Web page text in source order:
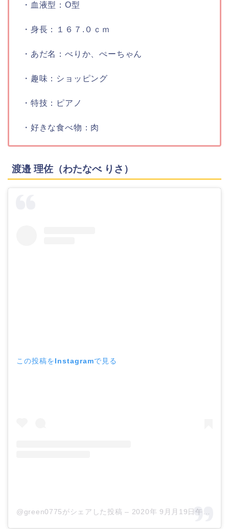
・血液型： O型
・身長： １６７.０ｃｍ
・あだ名： べりか、ぺーちゃん
・趣味： ショッピング
・特技： ピアノ
・好きな食べ物： 肉
渡邉 理佐（わたなべ りさ）
この投稿をInstagramで見る
@green0775がシェアした投稿 – 2020年 9月月19日午後6時46分PDT